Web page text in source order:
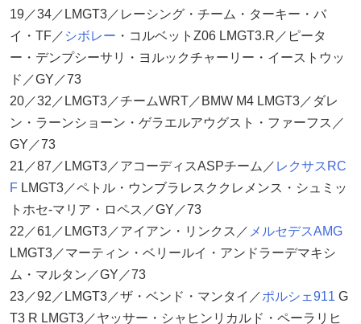
19／34／LMGT3／レーシング・チーム・ターキー・バ
イ・TF／ シボレー ・コルベットZ06 LMGT3.R／ピータ
ー・デンプシーサリ・ヨルックチャーリー・イーストウッ
ド／GY／73
20／32／LMGT3／チームWRT／BMW M4 LMGT3／ダレ
ン・ラーンショーン・ゲラエルアウグスト・ファーフス／
GY／73
21／87／LMGT3／アコーディスASPチーム／ レクサス RC
F LMGT3／ペトル・ウンブラレスククレメンス・シュミッ
トホセ-マリア・ロペス／GY／73
22／61／LMGT3／アイアン・リンクス／ メルセデスAMG
LMGT3／マーティン・ベリールイ・アンドラーデマキシ
ム・マルタン／GY／73
23／92／LMGT3／ザ・ベンド・マンタイ／ポルシェ911 G
T3 R LMGT3／ヤッサー・シャヒンリカルド・ペーラリヒ